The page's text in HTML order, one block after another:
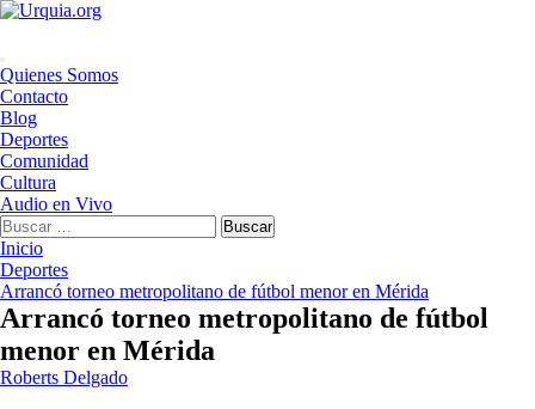
Saltar
Menú
principal
Quienes Somos
Contacto
Blog
Deportes
Comunidad
Cultura
Audio en Vivo
Buscar:
Inicio
Deportes
Arrancó torneo metropolitano de fútbol menor en Mérida
Arrancó torneo metropolitano de fútbol
menor en Mérida
Roberts Delgado